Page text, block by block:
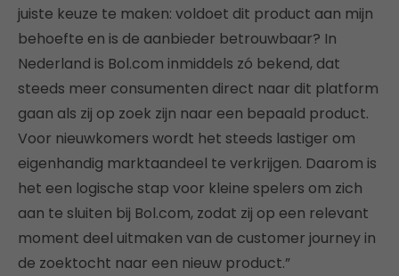
juiste keuze te maken: voldoet dit product aan mijn
behoefte en is de aanbieder betrouwbaar? In
Nederland is Bol.com inmiddels zó bekend, dat
steeds meer consumenten direct naar dit platform
gaan als zij op zoek zijn naar een bepaald product.
Voor nieuwkomers wordt het steeds lastiger om
eigenhandig marktaandeel te verkrijgen. Daarom is
het een logische stap voor kleine spelers om zich
aan te sluiten bij Bol.com, zodat zij op een relevant
moment deel uitmaken van de customer journey in
de zoektocht naar een nieuw product.”